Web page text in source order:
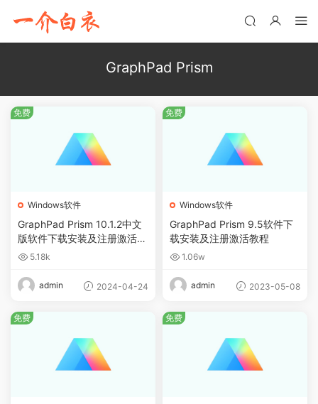
GraphPad Prism
Windows软件
GraphPad Prism 10.1.2中文
版软件下载安装及注册激活教
程 5.18k
admin 2024-04-24
免费
Windows软件
GraphPad Prism 9.5软件下
载安装及注册激活教程
1.06w
admin 2023-05-08
免费
免费 免费